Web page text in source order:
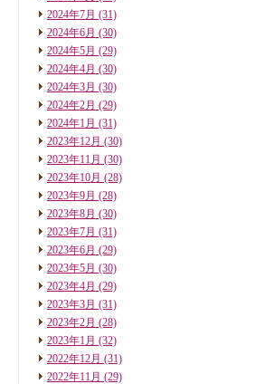
2024年7月 (31)
2024年6月 (30)
2024年5月 (29)
2024年4月 (30)
2024年3月 (30)
2024年2月 (29)
2024年1月 (31)
2023年12月 (30)
2023年11月 (30)
2023年10月 (28)
2023年9月 (28)
2023年8月 (30)
2023年7月 (31)
2023年6月 (29)
2023年5月 (30)
2023年4月 (29)
2023年3月 (31)
2023年2月 (28)
2023年1月 (32)
2022年12月 (31)
2022年11月 (29)